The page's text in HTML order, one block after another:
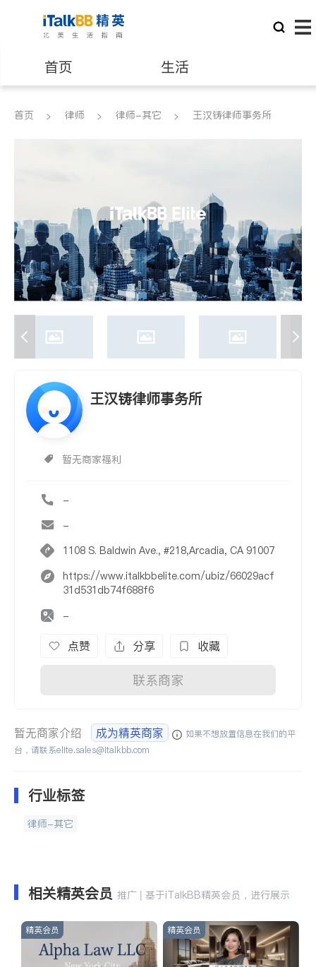
首页 生活
医生 律师
养老 非盈利组织
首页 律师 律师-其它 王汉铸律师事务所
王汉铸律师事务所
暂无商家福利
-
-
1108 S. Baldwin Ave., #218,Arcadia, CA 91007
https://www.italkbbelite.com/ubiz/66029acf
31d531db74f688f6
-
点赞 分享 收藏
联系商家
暂无商家介绍 成为精英商家
如果不想放置信息在我们的平
台，请联系elite.sales@italkbb.com
行业标签
律师-其它
相关精英会员 推广 | 基于iTalkBB精英会员，进行展示
精英会员 精英会员